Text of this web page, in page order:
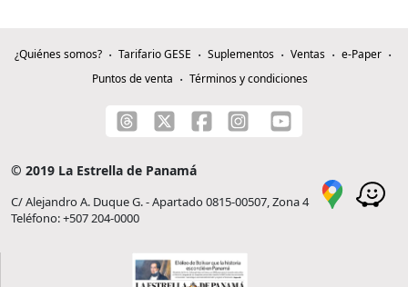
¿Quiénes somos? Tarifario GESE Suplementos Ventas
e-Paper
Puntos de venta
Términos y condiciones
© 2019 La Estrella de Panamá
C/ Alejandro A. Duque G. - Apartado 0815-00507, Zona 4
Teléfono: +507 204-0000